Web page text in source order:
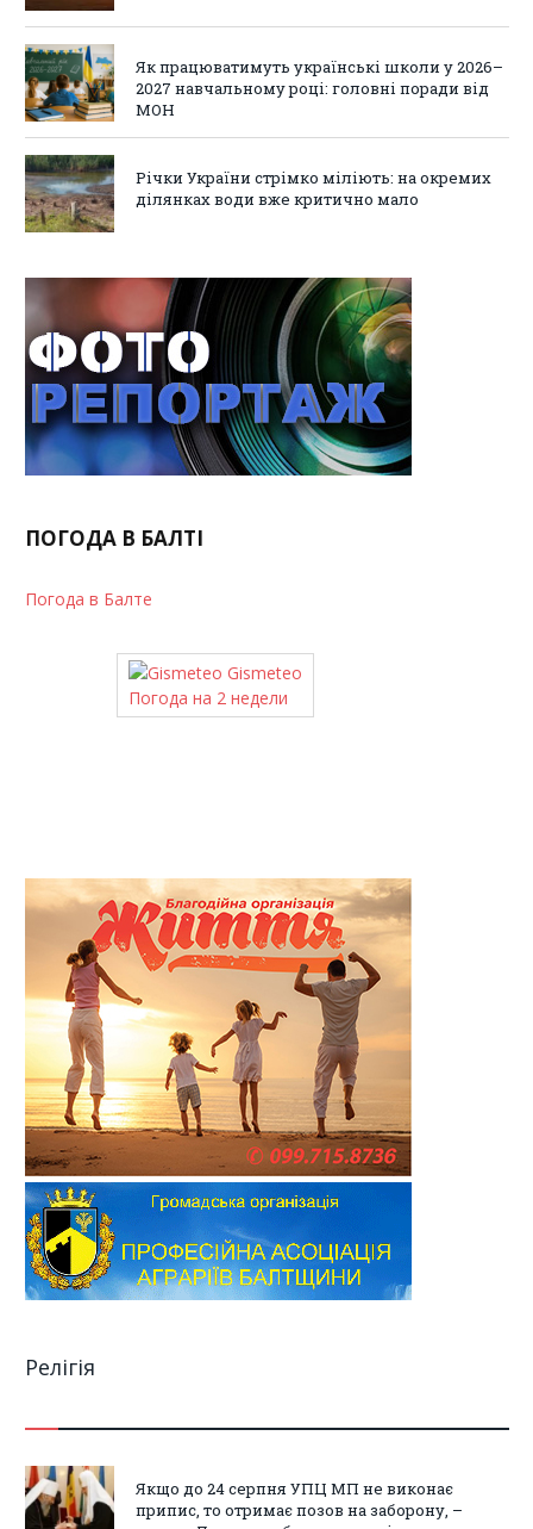
Як працюватимуть українські школи у 2026–
2027 навчальному році: головні поради від
МОН
Річки України стрімко міліють: на окремих
ділянках води вже критично мало
ПОГОДА В БАЛТІ
Погода в Балте
Gismeteo
Погода на 2 недели
Релігія
Якщо до 24 серпня УПЦ МП не виконає
припис, то отримає позов на заборону, –